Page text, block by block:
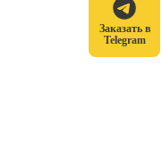
Заказать в
Telegram